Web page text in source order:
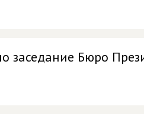
заседание Бюро